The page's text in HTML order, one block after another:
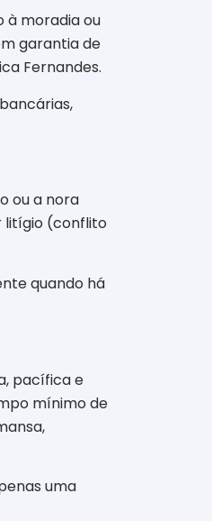
à moradia ou
garantia de
Fernandes.
ou a nora
litígio (conflito
quando há
pacífica e
mínimo de
uma